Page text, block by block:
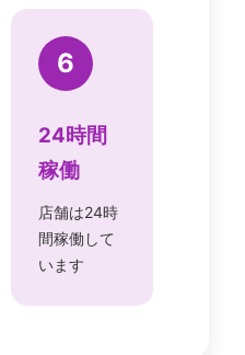
6
24時間
稼働
店舗は24時
間稼働して
います